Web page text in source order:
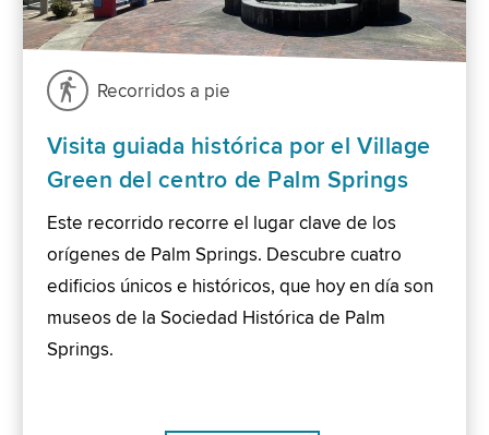
Recorridos a pie
Visita guiada histórica por el Village
Green del centro de Palm Springs
Este recorrido recorre el lugar clave de los
orígenes de Palm Springs. Descubre cuatro
edificios únicos e históricos, que hoy en día son
museos de la Sociedad Histórica de Palm
Springs.